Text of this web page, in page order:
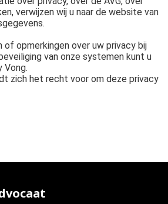
verwijzen wij u naar de website van
of opmerkingen over uw privacy bij
van onze systemen kunt u
Vong.
zich het recht voor om deze privacy